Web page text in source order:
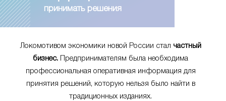
принимать решения
Локомотивом экономики новой России стал частный
бизнес. Предпринимателям была необходима
профессиональная оперативная информация для
принятия решений, которую нельзя было найти в
традиционных изданиях.